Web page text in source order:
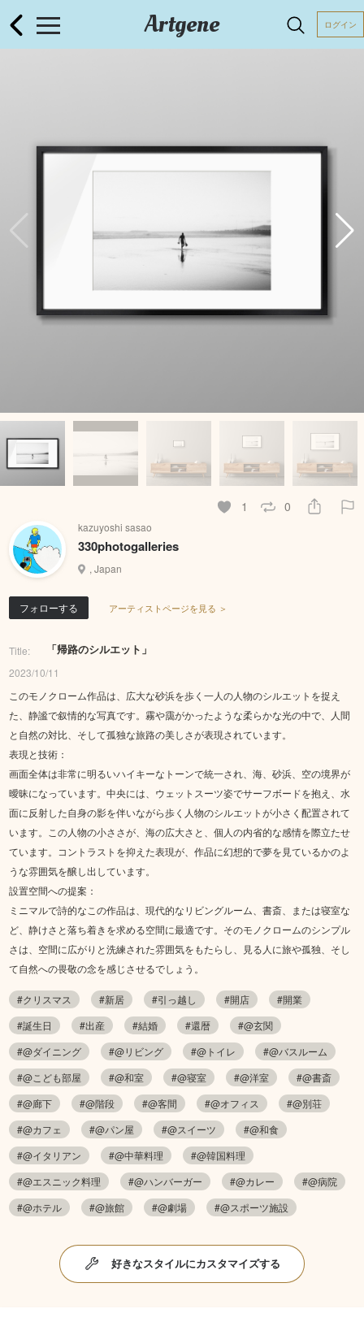
Artgene ログイン
1 0
kazuyoshi sasao
330photogalleries
, Japan
フォローする アーティストページを見る ＞
Title: 「帰路のシルエット」
2023/10/11
このモノクローム作品は、広大な砂浜を歩く一人の人物のシルエットを捉え
た、静謐で叙情的な写真です。霧や靄がかったような柔らかな光の中で、人間
と自然の対比、そして孤独な旅路の美しさが表現されています。
表現と技術：
画面全体は非常に明るいハイキーなトーンで統一され、海、砂浜、空の境界が
曖昧になっています。中央には、ウェットスーツ姿でサーフボードを抱え、水
面に反射した自身の影を伴いながら歩く人物のシルエットが小さく配置されて
います。この人物の小ささが、海の広大さと、個人の内省的な感情を際立たせ
ています。コントラストを抑えた表現が、作品に幻想的で夢を見ているかのよ
うな雰囲気を醸し出しています。
設置空間への提案：
ミニマルで詩的なこの作品は、現代的なリビングルーム、書斎、または寝室な
ど、静けさと落ち着きを求める空間に最適です。そのモノクロームのシンプル
さは、空間に広がりと洗練された雰囲気をもたらし、見る人に旅や孤独、そし
て自然への畏敬の念を感じさせるでしょう。
#クリスマス #新居 #引っ越し #開店
#開業
#誕生日
#出産 #結婚 #還暦
#@玄関
#@ダイニング
#@リビング #@トイレ
#@バスルーム
#@こども部屋
#@和室 #@寝室 #@洋室
#@書斎
#@廊下
#@階段 #@客間 #@オフィス
#@別荘
#@カフェ
#@パン屋 #@スイーツ
#@和食
#@イタリアン
#@中華料理
#@韓国料理
#@エスニック料理
#@ハンバーガー #@カレー
#@病院
#@ホテル
#@旅館 #@劇場 #@スポーツ施設
好きなスタイルにカスタマイズする